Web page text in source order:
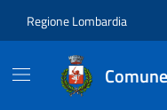
Regione Lombardia